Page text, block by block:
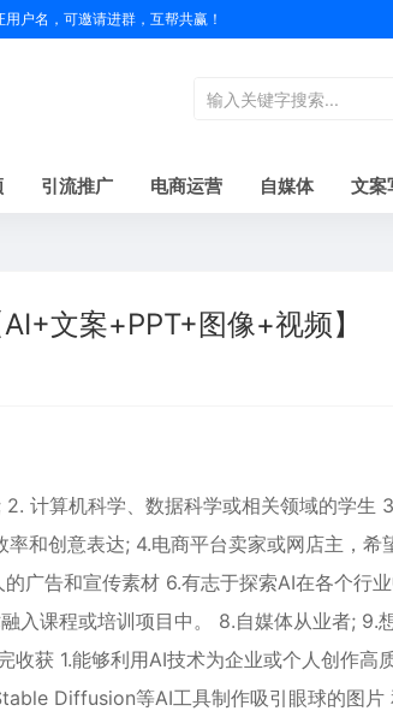
户名，可邀请进群，互帮共赢！
引流推广 电商运营 自媒体 文案
文案+PPT+图像+视频】
计算机科学、数据科学或相关领域的学生
和创意表达; 4.电商平台卖家或网店主，希
广告和宣传素材 6.有志于探索AI在各个行
入课程或培训项目中。 8.自媒体从业者; 9.
收获 1.能够利用AI技术为企业或个人创作高
Diffusion等AI工具制作吸引眼球的图片